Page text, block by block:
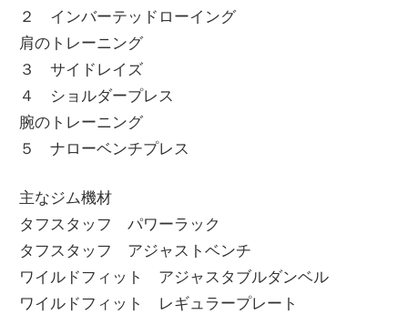
２ インバーテッドローイング
肩のトレーニング
３ サイドレイズ
４ ショルダープレス
腕のトレーニング
５ ナローベンチプレス
主なジム機材
タフスタッフ パワーラック
タフスタッフ アジャストベンチ
ワイルドフィット アジャスタブルダンベル
ワイルドフィット レギュラープレート